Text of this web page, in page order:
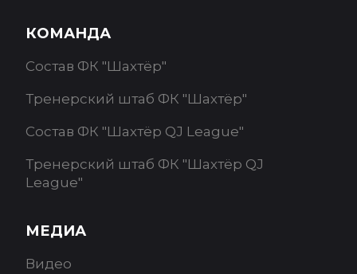
КОМАНДА
Состав ФК "Шахтёр"
Тренерский штаб ФК "Шахтёр"
Состав ФК "Шахтёр QJ League"
Тренерский штаб ФК "Шахтёр QJ
League"
МЕДИА
Видео